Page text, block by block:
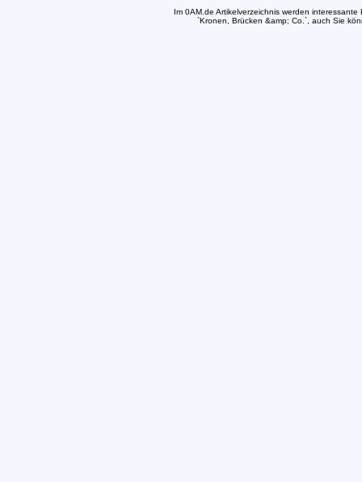
Im 0AM.de Artikelverzeichnis werden
`Kronen, Brücken &amp; Co.`, auch Sie